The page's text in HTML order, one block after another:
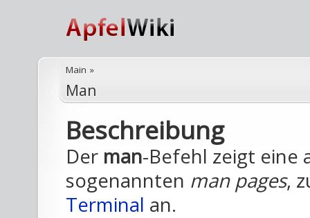
Main »
Man
Beschreibung
Der man-Befehl zeigt eine
sogenannten man pages,
Terminal an.